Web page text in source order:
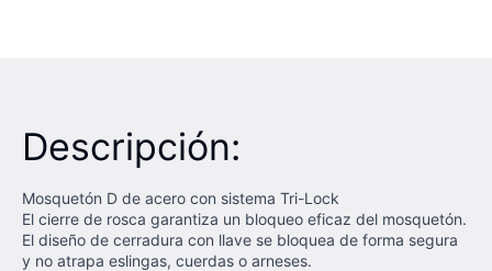
Descripción:
Mosquetón D de acero con sistema Tri-Lock
El cierre de rosca garantiza un bloqueo eficaz del mosquetón.
El diseño de cerradura con llave se bloquea de forma segura
y no atrapa eslingas, cuerdas o arneses.